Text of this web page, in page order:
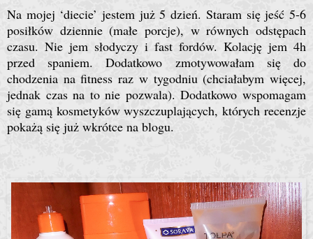
Na mojej ‘diecie’ jestem już 5 dzień. Staram się jeść 5-6
posiłków dziennie (małe porcje), w równych odstępach
czasu. Nie jem słodyczy i fast fordów. Kolację jem 4h
przed spaniem. Dodatkowo zmotywowałam się do
chodzenia na fitness raz w tygodniu (chciałabym więcej,
jednak czas na to nie pozwala). Dodatkowo wspomagam
się gamą kosmetyków wyszczuplających, których recenzje
pokażą się już wkrótce na blogu.